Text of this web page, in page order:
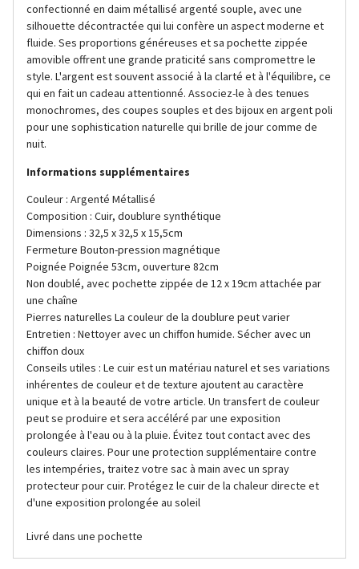
confectionné en daim métallisé argenté souple, avec une
silhouette décontractée qui lui confère un aspect moderne et
fluide. Ses proportions généreuses et sa pochette zippée
amovible offrent une grande praticité sans compromettre le
style. L'argent est souvent associé à la clarté et à l'équilibre, ce
qui en fait un cadeau attentionné. Associez-le à des tenues
monochromes, des coupes souples et des bijoux en argent poli
pour une sophistication naturelle qui brille de jour comme de
nuit.
Informations supplémentaires
Couleur : Argenté Métallisé
Composition : Cuir, doublure synthétique
Dimensions : 32,5 x 32,5 x 15,5cm
Fermeture Bouton-pression magnétique
Poignée Poignée 53cm, ouverture 82cm
Non doublé, avec pochette zippée de 12 x 19cm attachée par
une chaîne
Pierres naturelles La couleur de la doublure peut varier
Entretien : Nettoyer avec un chiffon humide. Sécher avec un
chiffon doux
Conseils utiles : Le cuir est un matériau naturel et ses variations
inhérentes de couleur et de texture ajoutent au caractère
unique et à la beauté de votre article. Un transfert de couleur
peut se produire et sera accéléré par une exposition
prolongée à l'eau ou à la pluie. Évitez tout contact avec des
couleurs claires. Pour une protection supplémentaire contre
les intempéries, traitez votre sac à main avec un spray
protecteur pour cuir. Protégez le cuir de la chaleur directe et
d'une exposition prolongée au soleil
Livré dans une pochette